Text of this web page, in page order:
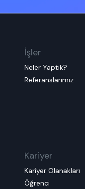
İşler
Neler Yaptık?
Referanslarımız
Kariyer
Kariyer Olanakları
Öğrenci